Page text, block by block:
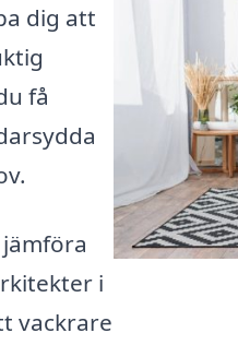
dig att
få
i
vackrare